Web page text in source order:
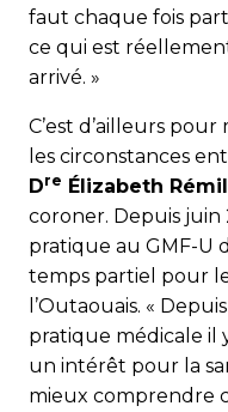
faut chaque fois
ce qui est
arrivé. »
C’est d’ailleurs
les circonstances
Dre Élizabeth
coroner. Depuis juin
pratique au GMF-U
temps partiel pour
l’Outaouais. «
pratique médicale il
un intérêt pour la
mieux comprendre